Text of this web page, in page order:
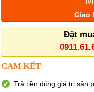
Giao
Đặt
CAM KẾT
Trả tiền đúng giá trị sản